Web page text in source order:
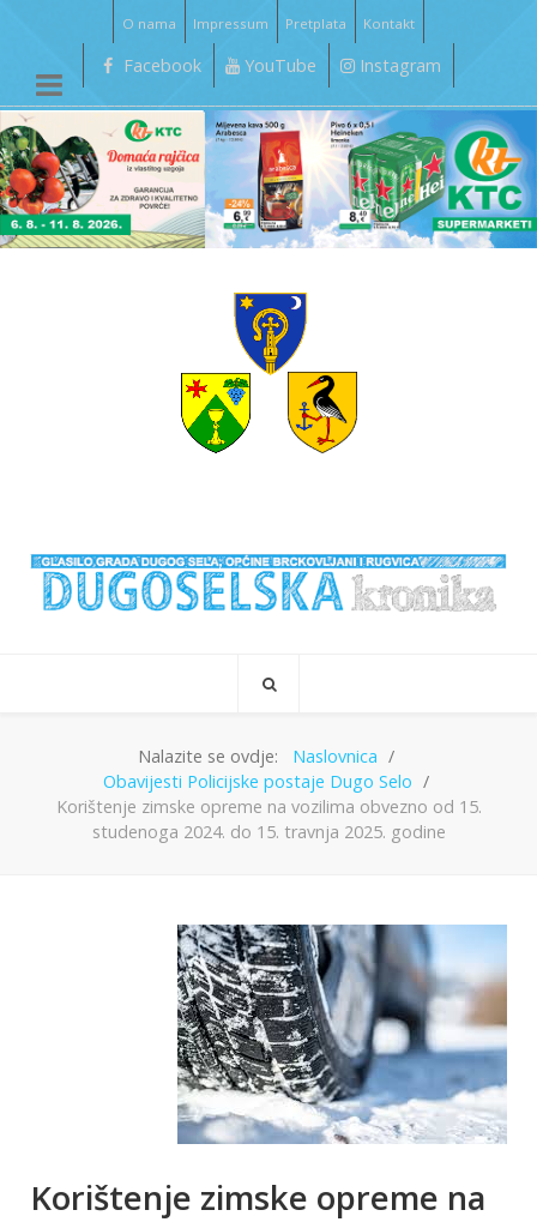
O nama Impressum Pretplata Kontakt
Facebook YouTube Instagram
Nalazite se ovdje:
Naslovnica
Obavijesti Policijske postaje Dugo Selo
Korištenje zimske opreme na vozilima obvezno od 15.
studenoga 2024. do 15. travnja 2025. godine
Korištenje zimske opreme na